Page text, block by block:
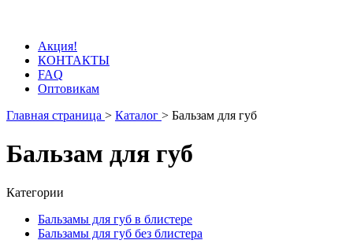
Акция!
КОНТАКТЫ
FAQ
Оптовикам
Главная страница > Каталог > Бальзам для губ
Бальзам для губ
Категории
Бальзамы для губ в блистере
Бальзамы для губ без блистера